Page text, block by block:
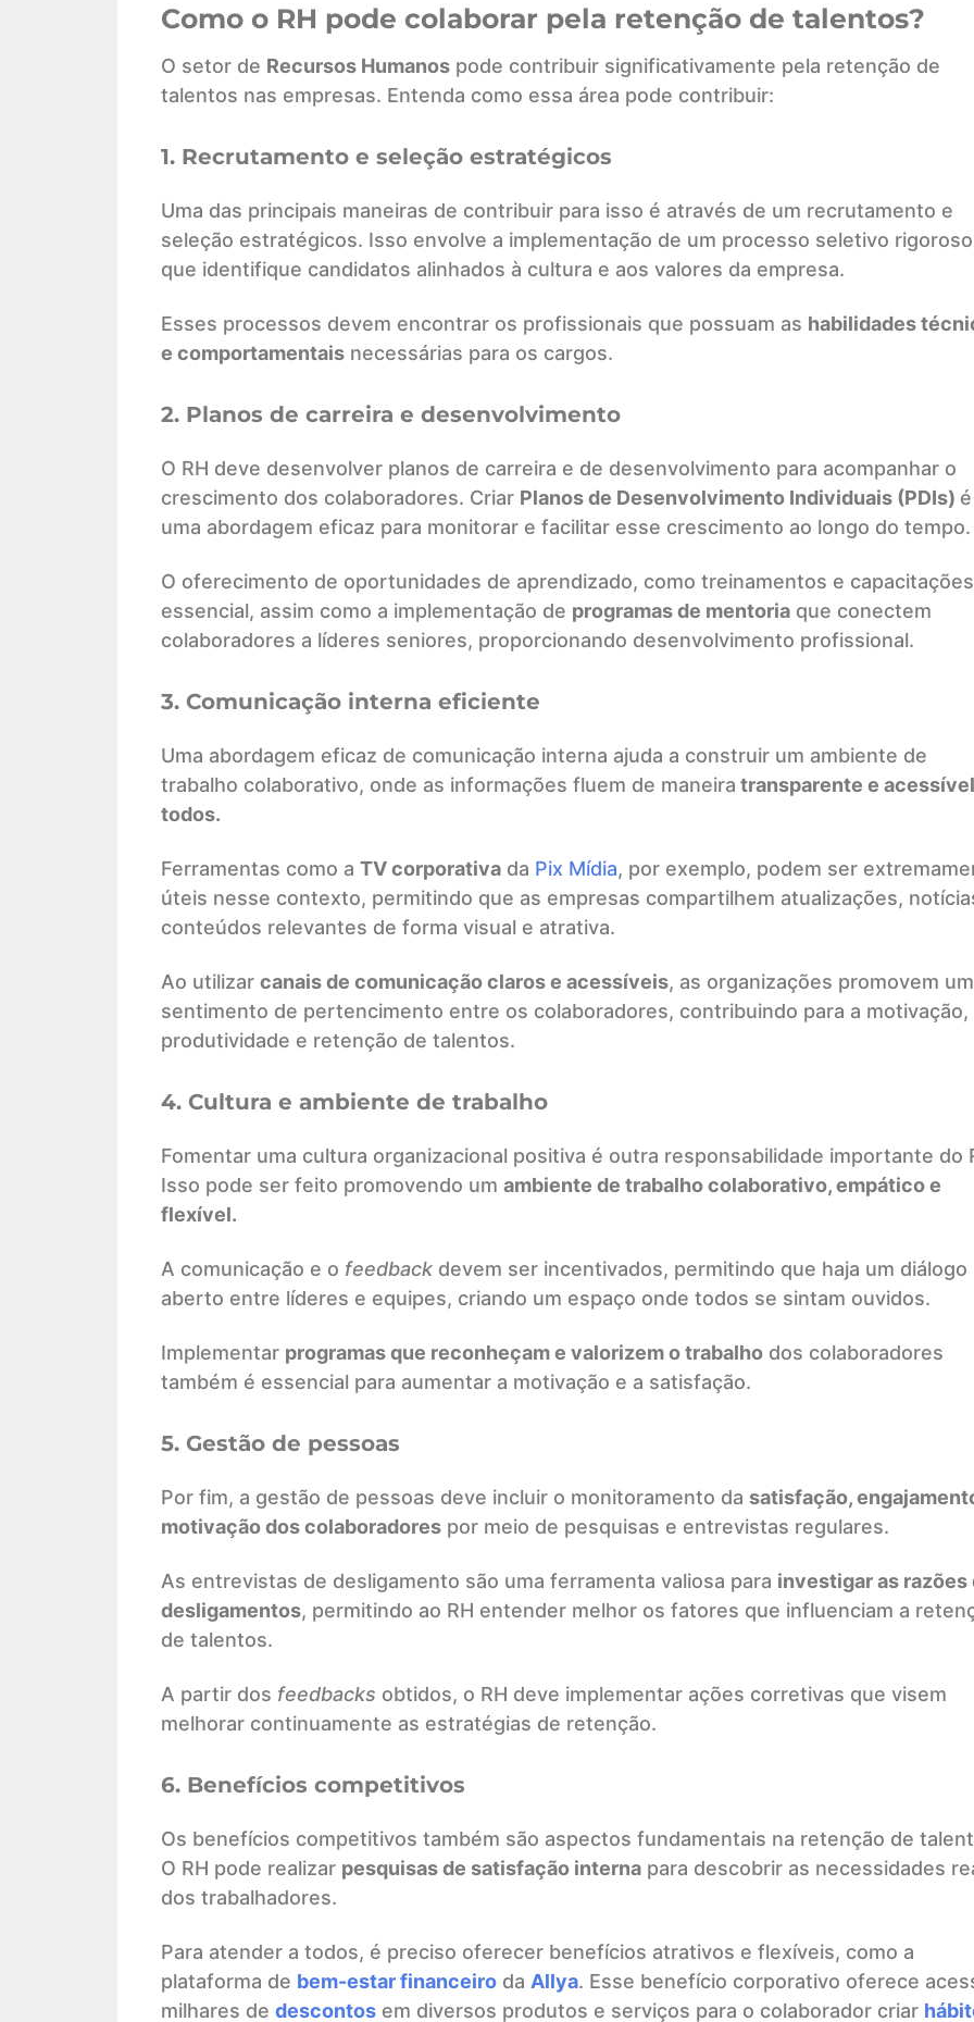
Como o RH pode colaborar pela retenção de talentos?
O setor de Recursos Humanospode contribuir significativamente pela retenção de
talentos nas empresas. Entenda como essa área pode contribuir:
1. Recrutamento e seleção estratégicos
Uma das principais maneiras de contribuir para isso é através de um recrutamento e
seleção estratégicos. Isso envolve a implementação de um processo seletivo
que identifique candidatos alinhados à cultura e aos valores da empresa.
Esses processos devem encontrar os profissionais que possuam as habilidades
e comportamentaisnecessárias para os cargos.
2. Planos de carreira e desenvolvimento
O RH deve desenvolver planos de carreira e de desenvolvimento para acompanhar o
crescimento dos colaboradores. Criar Planos de Desenvolvimento Individuais (PDIs) é
uma abordagem eficaz para monitorar e facilitar esse crescimento ao longo do
O oferecimento de oportunidades de aprendizado, como treinamentos e
essencial, assim como a implementação de programas de mentoriaque conectem
colaboradores a líderes seniores, proporcionando desenvolvimento profissional.
3. Comunicação interna eficiente
Uma abordagem eficaz de comunicação interna ajuda a construir um ambiente de
trabalho colaborativo, onde as informações fluem de maneira transparente e
todos.
Ferramentas como a TV corporativada Pix Mídia, por exemplo, podem ser
úteis nesse contexto, permitindo que as empresas compartilhem atualizações,
conteúdos relevantes de forma visual e atrativa.
Ao utilizar canais de comunicação claros e acessíveis, as organizações promovem um
sentimento de pertencimento entre os colaboradores, contribuindo para a motivação,
produtividade e retenção de talentos.
4. Cultura e ambiente de trabalho
Fomentar uma cultura organizacional positiva é outra responsabilidade importante do
Isso pode ser feito promovendo um ambiente de trabalho colaborativo, empático e
flexível.
A comunicação e o feedbackdevem ser incentivados, permitindo que haja um diálogo
aberto entre líderes e equipes, criando um espaço onde todos se sintam ouvidos.
Implementar programas que reconheçam e valorizem o trabalhodos colaboradores
também é essencial para aumentar a motivação e a satisfação.
5. Gestão de pessoas
Por fim, a gestão de pessoas deve incluir o monitoramento da satisfação,
motivação dos colaboradorespor meio de pesquisas e entrevistas regulares.
As entrevistas de desligamento são uma ferramenta valiosa para investigar as razões
desligamentos, permitindo ao RH entender melhor os fatores que influenciam a
de talentos.
A partir dos feedbacks obtidos, o RH deve implementar ações corretivas que visem
melhorar continuamente as estratégias de retenção.
6. Benefícios competitivos
Os benefícios competitivos também são aspectos fundamentais na retenção de
O RH pode realizar pesquisas de satisfação internapara descobrir as necessidades
dos trabalhadores.
Para atender a todos, é preciso oferecer benefícios atrativos e flexíveis, como a
plataforma de bem-estar financeiroda Allya. Esse benefício corporativo oferece
milhares de descontosem diversos produtos e serviços para o colaborador criar